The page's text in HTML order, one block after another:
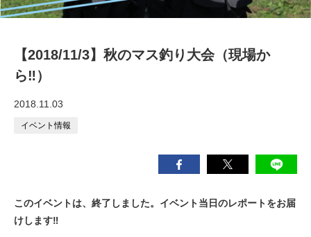
【2018/11/3】秋のマス釣り大会（現場か
ら‼）
2018.11.03
イベント情報
このイベントは、終了しました。イベント当日のレポートをお届
けします‼